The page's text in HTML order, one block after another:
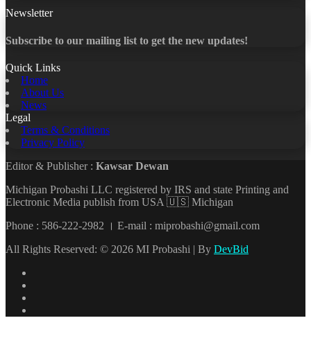
Newsletter
Subscribe to our mailing list to get the new updates!
Quick Links
Home
About Us
News
Legal
Terms & Conditions
Privacy Policy
Editor & Publisher : Kawsar Dewan
Michigan Probashi LLC registered by IRS and state Printing and
Electronic Media publish from USA 🇺🇸 Michigan
Phone : 586-222-2982 । E-mail : miprobashi@gmail.com
All Rights Reserved: © 2026 MI Probashi | By DevBid